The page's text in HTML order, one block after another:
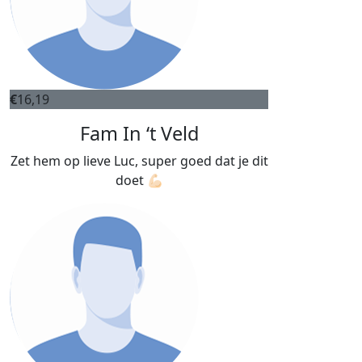
€16,19
Fam In ‘t Veld
Zet hem op lieve Luc, super goed dat je dit
doet 💪🏻